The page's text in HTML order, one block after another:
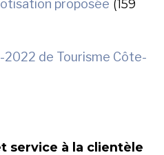
proposée (159
2022 de Tourisme Côte-
service à la clientèle